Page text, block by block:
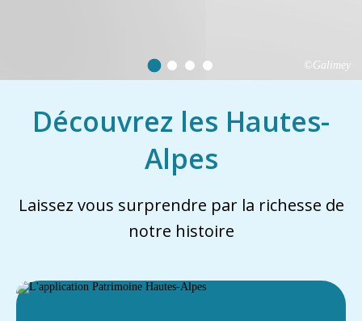
©Galimey
Découvrez les Hautes-
Alpes
Laissez vous surprendre par la richesse de
notre histoire